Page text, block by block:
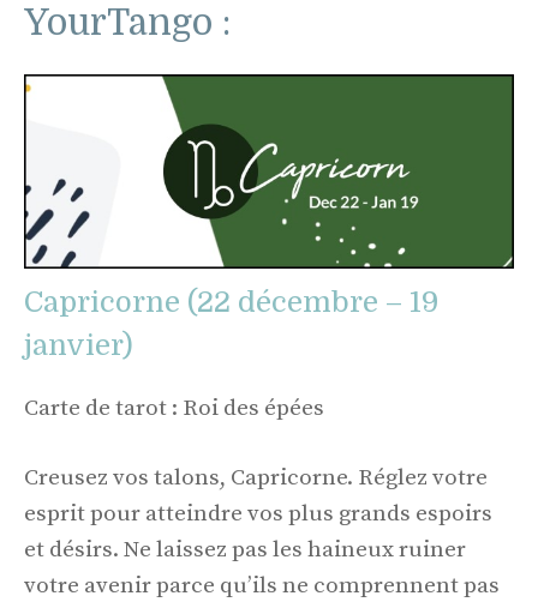
YourTango :
Capricorne (22 décembre – 19
janvier)
Carte de tarot : Roi des épées
Creusez vos talons, Capricorne. Réglez votre
esprit pour atteindre vos plus grands espoirs
et désirs. Ne laissez pas les haineux ruiner
votre avenir parce qu’ils ne comprennent pas